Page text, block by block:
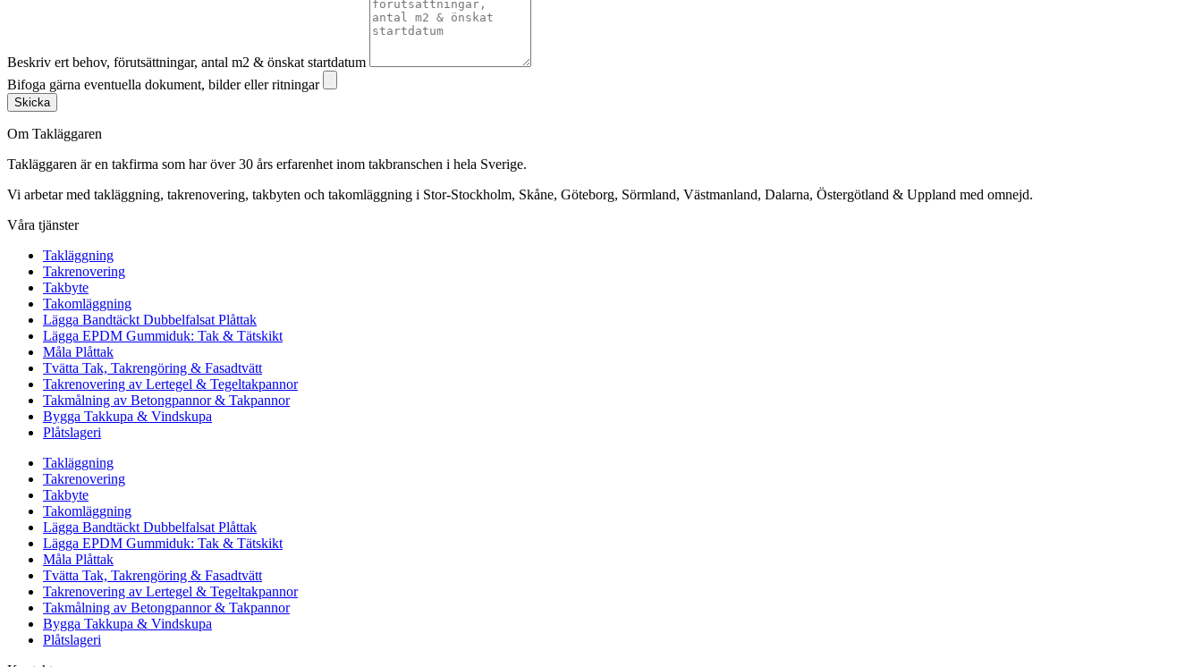
Beskriv ert behov, förutsättningar, antal m2 & önskat startdatum
Bifoga gärna eventuella dokument, bilder eller ritningar
Skicka
Om Takläggaren
Takläggaren är en takfirma som har över 30 års erfarenhet inom takbranschen i hela Sverige.
Vi arbetar med takläggning, takrenovering, takbyten och takomläggning i Stor-Stockholm, Skåne, Göteborg, Sörmland, Västmanland, Dalarna, Östergötland & Uppland med omnejd.
Våra tjänster
Takläggning
Takrenovering
Takbyte
Takomläggning
Lägga Bandtäckt Dubbelfalsat Plåttak
Lägga EPDM Gummiduk: Tak & Tätskikt
Måla Plåttak
Tvätta Tak, Takrengöring & Fasadtvätt
Takrenovering av Lertegel & Tegeltakpannor
Takmålning av Betongpannor & Takpannor
Bygga Takkupa & Vindskupa
Plåtslageri
Takläggning
Takrenovering
Takbyte
Takomläggning
Lägga Bandtäckt Dubbelfalsat Plåttak
Lägga EPDM Gummiduk: Tak & Tätskikt
Måla Plåttak
Tvätta Tak, Takrengöring & Fasadtvätt
Takrenovering av Lertegel & Tegeltakpannor
Takmålning av Betongpannor & Takpannor
Bygga Takkupa & Vindskupa
Plåtslageri